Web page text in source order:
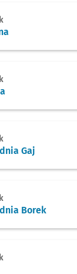
Maja
Gaj
Borek